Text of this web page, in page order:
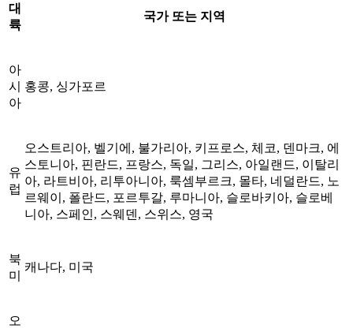
대
륙
국가 또는 지역
아
시
아
홍콩, 싱가포르
유
럽
오스트리아, 벨기에, 불가리아, 키프로스, 체코, 덴마크, 에
스토니아, 핀란드, 프랑스, 독일, 그리스, 아일랜드, 이탈리
아, 라트비아, 리투아니아, 룩셈부르크, 몰타, 네덜란드, 노
르웨이, 폴란드, 포르투갈, 루마니아, 슬로바키아, 슬로베
니아, 스페인, 스웨덴, 스위스, 영국
북
미
캐나다, 미국
오